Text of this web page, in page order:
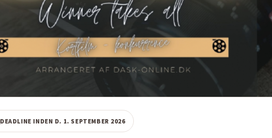
DEADLINE INDEN D. 1. SEPTEMBER 2026